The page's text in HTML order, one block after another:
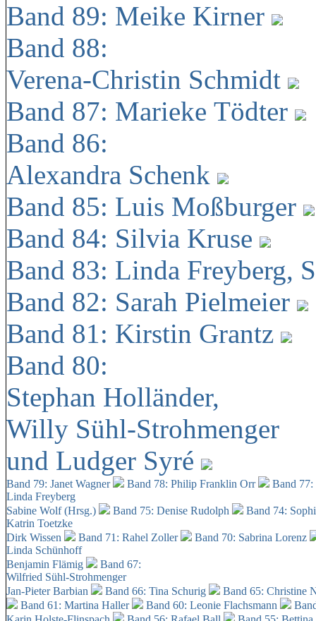
Band 89: Meike Kirner
Band 88:
Verena-Christin Schmidt
Band 87: Marieke Tödter
Band 86:
Alexandra Schenk
Band 85: Luis Moßburger
Band 84: Silvia Kruse
Band 83: Linda Freyberg,
Band 82: Sarah Pielmeier
Band 81: Kirstin Grantz
Band 80:
Stephan Holländer,
Willy Sühl-Strohmenger
und Ludger Syré
Band 79: Janet Wagner Band 78: Philip Franklin Orr
Band
Linda Freyberg
Sabine Wolf (Hrsg.)
Band 75: Denise Rudolph
Band 74:
Katrin Toetzke
Dirk Wissen
Band 71: Rahel Zoller
Band 70: Sabrina Lorenz
Linda Schünhoff
Benjamin Flämig
Band 67:
Wilfried Sühl-Strohmenger
Jan-Pieter Barbian
Band 66: Tina Schurig
Band 65: Christine
Band 61: Martina Haller
Band 60: Leonie Flachsmann